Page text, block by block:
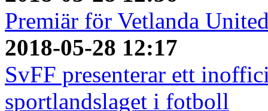
Premiär för Vetlanda
2018-05-28 12:17
SvFF presenterar ett
sportlandslaget i fotboll